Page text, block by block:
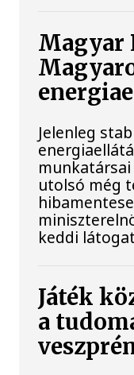
Magyar
Jelenleg
utolsó még
keddi
Játék
a